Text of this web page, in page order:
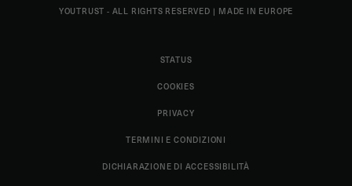
YOUTRUST - ALL RIGHTS RESERVED | MADE IN EUROPE
STATUS
COOKIES
PRIVACY
TERMINI E CONDIZIONI
DICHIARAZIONE DI ACCESSIBILITÀ